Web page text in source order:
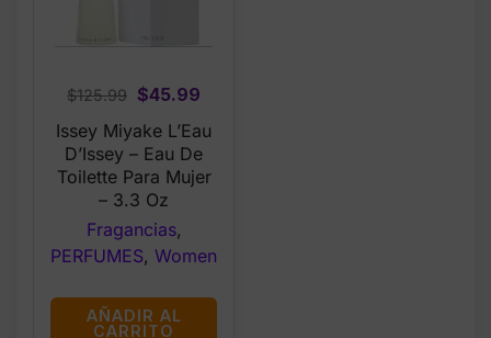
$125.99 Original
price
was:
$125.99.
$45.99
is:
$45.99.
Issey Miyake L’Eau
D’Issey – Eau De
Toilette Para Mujer
– 3.3 Oz
Fragancias,
PERFUMES, Women
AÑADIR AL
CARRITO